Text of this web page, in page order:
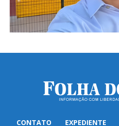
CONTATO EXPEDIENTE